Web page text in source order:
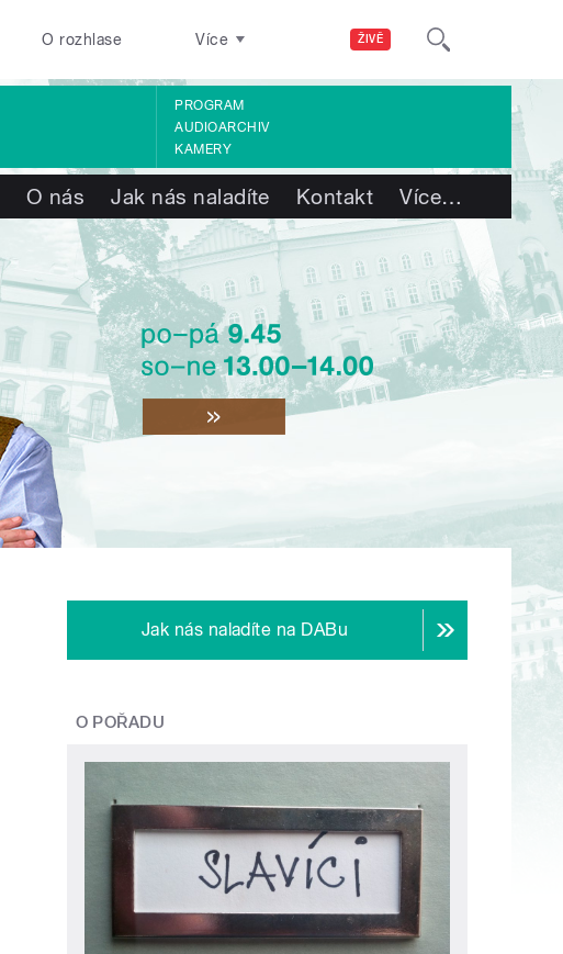
ŽIVĚ
O rozhlase Více
PROGRAM
AUDIOARCHIV
KAMERY
O nás Jak nás naladíte Kontakt Více…
Jak nás naladíte na DABu
O POŘADU